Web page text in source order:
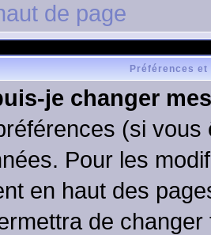
de page
Préférences
je changer
(si
Pour les
en haut des
de